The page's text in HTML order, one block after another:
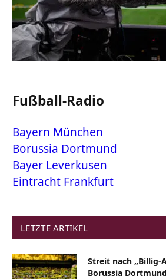
Fußball-Radio
Bayern München
Borussia Dortmund
Bayer Leverkusen
Eintracht Frankfurt
LETZTE ARTIKEL
Streit nach „Billig-
Borussia